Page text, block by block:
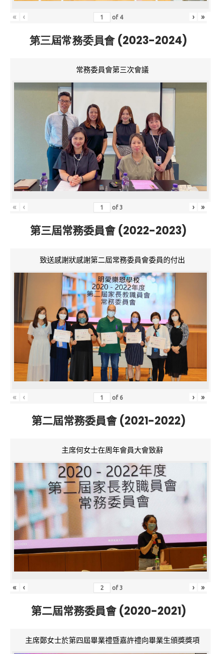
« ‹ of 4 › »
第三屆常務委員會 (2023-2024)
常務委員會第三次會議
« ‹ of3 › »
第三屆常務委員會 (2022-2023)
致送感謝狀感謝第二屆常務委員會委員的付出
« ‹ of 6 › »
第二屆常務委員會 (2021-2022)
主席何女士在周年會員大會致辭
« ‹ of3 › »
第二屆常務委員會 (2020-2021)
主席鄭女士於第四屆畢業禮暨嘉許禮向畢業生頒獎獎項